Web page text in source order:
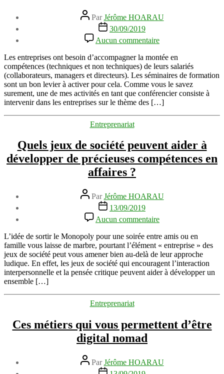
Auteur
de
l’article
ParJérôme HOARAU
Date
l’article
30/09/2019
Aucun commentaire
Les
objectifs
du
séminaire
d’entreprise
Les entreprises ont besoin d’accompagner la montée en
compétences (techniques et non techniques) de leurs salariés
(collaborateurs, managers et directeurs). Les séminaires de formation
sont un bon levier à activer pour cela. Comme vous le savez
surement, une de mes activités en tant que conférencier consiste à
intervenir dans les entreprises sur le thème des […]
Catégories
Entreprenariat
Quels jeux de société peuvent aider à
développer de précieuses compétences en
affaires ?
Auteur
de
l’article
ParJérôme HOARAU
Date
l’article
13/09/2019
Aucun commentaire
Quels
jeux
de
société
peuvent
aider
de
en
affaires
L’idée de sortir le Monopoly pour une soirée entre amis ou en
famille vous laisse de marbre, pourtant l’élément « entreprise » des
jeux de société peut vous amener bien au-delà de leur approche
ludique. En effet, les jeux de société qui encouragent l’interaction
interpersonnelle et la pensée critique peuvent aider à développer un
ensemble […]
Catégories
Entreprenariat
Ces métiers qui vous permettent d’être
digital nomad
Auteur
de
ParJérôme HOARAU
Date